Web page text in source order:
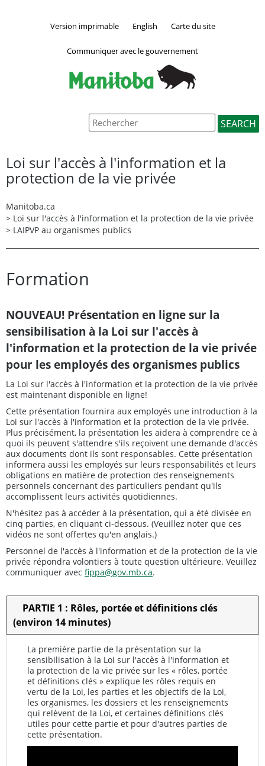
Version imprimable English Carte du site
Communiquer avec le gouvernement
Loi sur l'accès à l'information et la
protection de la vie privée
Manitoba.ca
> Loi sur l'accès à l'information et la protection de la vie privée
> LAIPVP au organismes publics
Formation
NOUVEAU! Présentation en ligne sur la
sensibilisation à la Loi sur l'accès à
l'information et la protection de la vie privée
pour les employés des organismes publics
La Loi sur l'accès à l'information et la protection de la vie privée
est maintenant disponible en ligne!
Cette présentation fournira aux employés une introduction à la
Loi sur l'accès à l'information et la protection de la vie privée.
Plus précisément, la présentation les aidera à comprendre ce à
quoi ils peuvent s'attendre s'ils reçoivent une demande d'accès
aux documents dont ils sont responsables. Cette présentation
informera aussi les employés sur leurs responsabilités et leurs
obligations en matière de protection des renseignements
personnels concernant des particuliers pendant qu'ils
accomplissent leurs activités quotidiennes.
N'hésitez pas à accéder à la présentation, qui a été divisée en
cinq parties, en cliquant ci-dessous. (Veuillez noter que ces
vidéos ne sont offertes qu'en anglais.)
Personnel de l'accès à l'information et de la protection de la vie
privée répondra volontiers à toute question ultérieure. Veuillez
communiquer avec fippa@gov.mb.ca.
PARTIE 1 : Rôles, portée et définitions clés
(environ 14 minutes)
La première partie de la présentation sur la
sensibilisation à la Loi sur l'accès à l'information et
la protection de la vie privée sur les « rôles, portée
et définitions clés » explique les rôles requis en
vertu de la Loi, les parties et les objectifs de la Loi,
les organismes, les dossiers et les renseignements
qui relèvent de la Loi, et certaines définitions clés
utiles pour cette partie et pour d'autres parties de
cette présentation.